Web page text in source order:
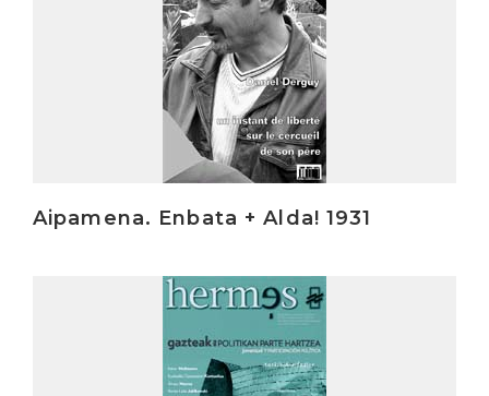
Aipamena. Enbata + Alda! 1931